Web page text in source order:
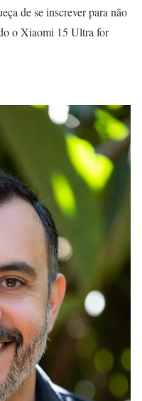
de se inscrever para não
o Xiaomi 15 Ultra for